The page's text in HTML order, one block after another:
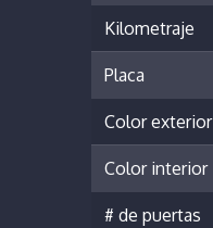
Kilometraje
Placa
Color exterior
Color interior
# de puertas